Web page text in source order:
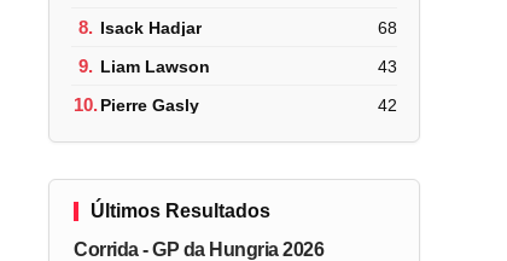
8. Isack Hadjar 68
9. Liam Lawson 43
10.Pierre Gasly 42
Últimos Resultados
Corrida - GP da Hungria 2026